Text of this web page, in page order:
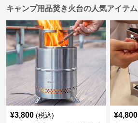
キャンプ用品焚き火台の人気アイテム
¥3,800 (税込) ¥4,800